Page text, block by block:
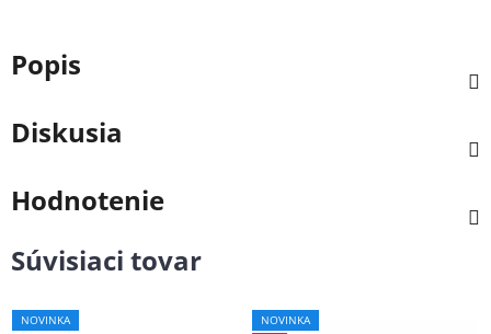
Popis
Diskusia
Hodnotenie
Súvisiaci tovar
NOVINKA
NOVINKA